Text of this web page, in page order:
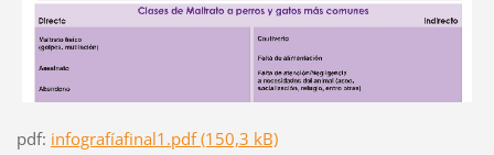
pdf: infografíafinal1.pdf (150,3 kB)